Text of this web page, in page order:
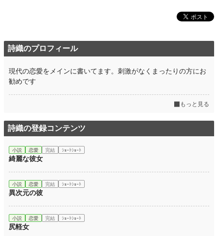
月間ポイント 287 pt (44,577 位)
累計ポイント 20,694 pt (70,015 位)
詩織のプロフィール
現代の恋愛をメインに書いてます。刺激がなくまったりの方にお
勧めです
もっと見る
詩織の登録コンテンツ
小説 恋愛 完結 ｼｮｰﾄｼｮｰﾄ
綺麗な彼女
小説 恋愛 完結 ｼｮｰﾄｼｮｰﾄ
異次元の彼
小説 恋愛 完結 ｼｮｰﾄｼｮｰﾄ
尻軽女